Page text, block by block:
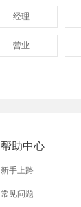
经理
营业
帮助中心
新手上路
常见问题